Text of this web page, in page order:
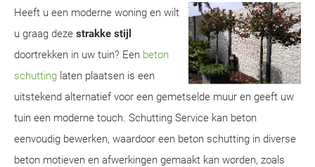
Heeft u een moderne woning en wilt
u graag deze strakke stijl
doortrekken in uw tuin? Een beton
schutting laten plaatsen is een
uitstekend alternatief voor een gemetselde muur en geeft uw
tuin een moderne touch. Schutting Service kan beton
eenvoudig bewerken, waardoor een beton schutting in diverse
beton motieven en afwerkingen gemaakt kan worden, zoals